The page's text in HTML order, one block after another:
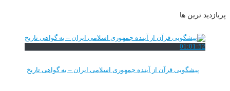
پربازدید ترین ها
01:01:52
پیشگویی قرآن از آینده جمهوری اسلامی ایران – به گواهی تاریخ